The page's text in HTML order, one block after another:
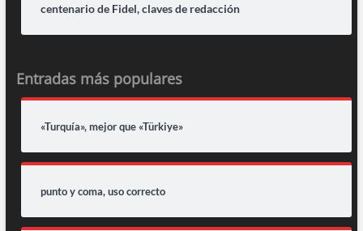
centenario de Fidel, claves de redacción
Entradas más populares
«Turquía», mejor que «Türkiye»
punto y coma, uso correcto